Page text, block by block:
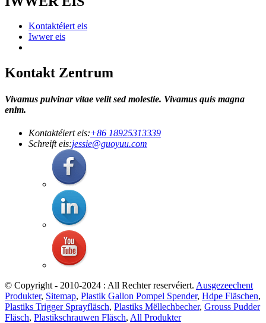
Kontaktéiert eis
Iwwer eis
Kontakt Zentrum
Vivamus pulvinar vitae velit sed molestie. Vivamus quis magna
enim.
Kontaktéiert eis:+86 18925313339
Schreift eis:jessie@guoyuu.com
© Copyright - 2010-2024 : All Rechter reservéiert. Ausgezeechent
Produkter, Sitemap, Plastik Gallon Pompel Spender, Hdpe Fläschen,
Plastiks Trigger Sprayfläsch, Plastiks Mëllechbecher, Grouss Pudder
Fläsch, Plastikschrauwen Fläsch, All Produkter